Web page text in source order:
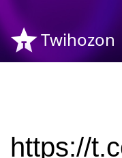
Twihozon
https://